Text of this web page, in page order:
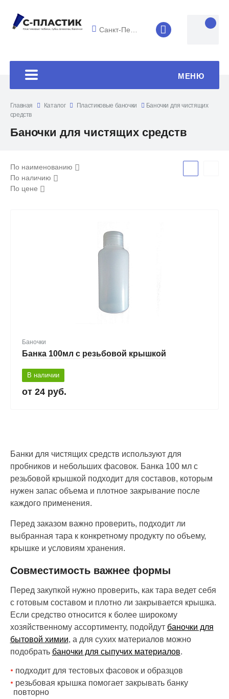
Санкт-Петербург 8 (4852) 33-
МЕНЮ
Главная Каталог Пластиковые баночки
Баночки для чистящих
средств
Баночки для чистящих средств
По наименованию
По наличию
По цене
Баночки
Банка 100мл с резьбовой крышкой
В наличии
24 руб.
Банки для чистящих средств используют для
пробников и небольших фасовок. Банка 100 мл с
резьбовой крышкой подходит для составов, которым
нужен запас объема и плотное закрывание после
каждого применения.
Перед заказом важно проверить, подходит ли
выбранная тара к конкретному продукту по объему,
крышке и условиям хранения.
Совместимость важнее формы
Перед закупкой нужно проверить, как тара ведет себя
с готовым составом и плотно ли закрывается крышка.
Если средство относится к более широкому
хозяйственному ассортименту, подойдут баночки для
бытовой химии, а для сухих материалов можно
подобрать баночки для сыпучих материалов.
подходит для тестовых фасовок и образцов
резьбовая крышка помогает закрывать банку
повторно